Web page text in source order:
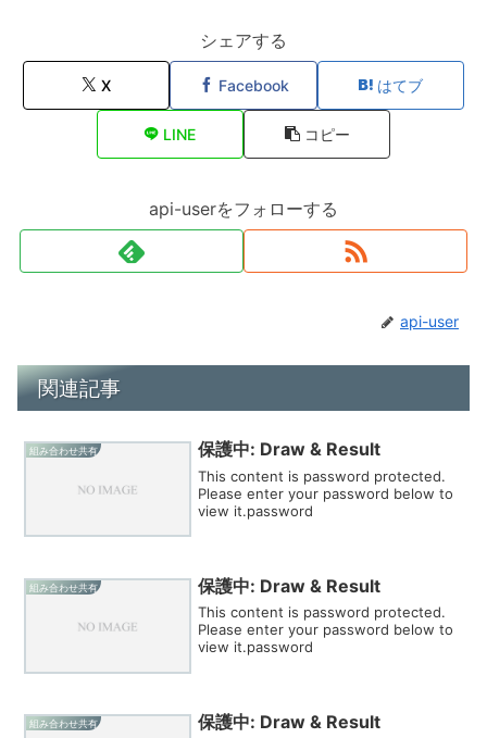
シェアする
X Facebook はてブ
LINE コピー
api-userをフォローする
api-user
関連記事
組み合わせ共有 保護中: Draw & Result
This content is password protected.
Please enter your password below to
view it.password
組み合わせ共有 保護中: Draw & Result
This content is password protected.
Please enter your password below to
view it.password
組み合わせ共有 保護中: Draw & Result